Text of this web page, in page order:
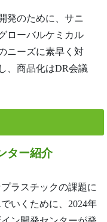
発のために、サニ
ローバルケミカル
ニーズに素早く対
、商品化はDR会議
ター紹介
ラスチックの課題に
いくために、2024年